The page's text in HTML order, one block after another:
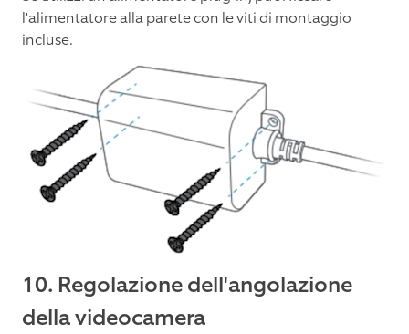
l'alimentatore alla parete con le viti di montaggio
incluse.
10. Regolazione dell'angolazione
della videocamera